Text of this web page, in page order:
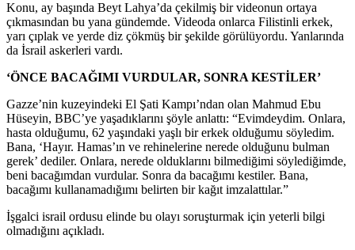
Konu, ay başında Beyt Lahya’da çekilmiş bir videonun ortaya
çıkmasından bu yana gündemde. Videoda onlarca Filistinli erkek,
yarı çıplak ve yerde diz çökmüş bir şekilde görülüyordu. Yanlarında
da İsrail askerleri vardı.
‘ÖNCE BACAĞIMI VURDULAR, SONRA KESTİLER’
Gazze’nin kuzeyindeki El Şati Kampı’ndan olan Mahmud Ebu
Hüseyin, BBC’ye yaşadıklarını şöyle anlattı: “Evimdeydim. Onlara,
hasta olduğumu, 62 yaşındaki yaşlı bir erkek olduğumu söyledim.
Bana, ‘Hayır. Hamas’ın ve rehinelerine nerede olduğunu bulman
gerek’ dediler. Onlara, nerede olduklarını bilmediğimi söylediğimde,
beni bacağımdan vurdular. Sonra da bacağımı kestiler. Bana,
bacağımı kullanamadığımı belirten bir kağıt imzalattılar.”
İşgalci israil ordusu elinde bu olayı soruşturmak için yeterli bilgi
olmadığını açıkladı.